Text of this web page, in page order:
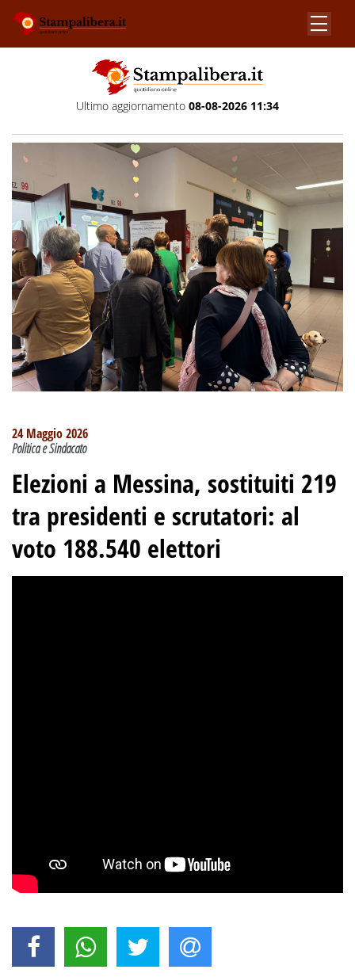
Ultimo aggiornamento 08-08-2026 11:34
24 Maggio 2026
Politica e Sindacato
Elezioni a Messina, sostituiti 219
tra presidenti e scrutatori: al
voto 188.540 elettori